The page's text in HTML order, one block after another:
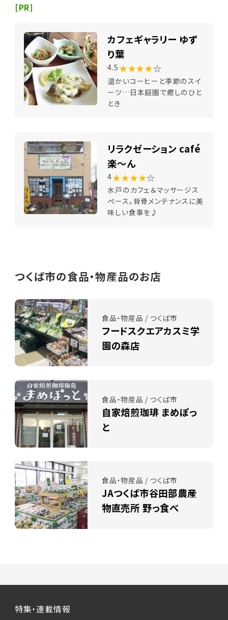
[PR]
カフェギャラリー ゆず
り葉
4.5 ★★★★☆
温かいコーヒーと季節のスイ
ーツ…日本庭園で癒しのひと
とき
リラクゼーション café
楽～ん
4★★★★☆
水戸のカフェ＆マッサージス
ペース。背骨メンテナンスに美
味しい食事を♪
つくば市の食品・物産品のお店
食品・物産品 / つくば市
フードスクエアカスミ学
園の森店
食品・物産品 / つくば市
自家焙煎珈琲 まめぽっ
と
食品・物産品 / つくば市
JAつくば市谷田部農産
物直売所 野っ食べ
特集・連載情報